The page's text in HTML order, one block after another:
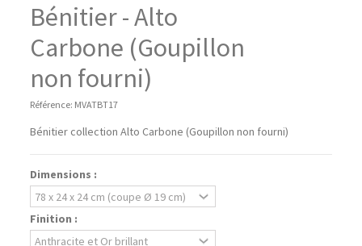
Bénitier - Alto
Carbone (Goupillon
non fourni)
Référence: MVATBT17
Bénitier collection Alto Carbone (Goupillon non fourni)
Dimensions :
Finition :